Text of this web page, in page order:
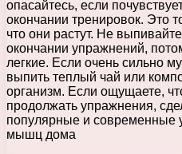
опасайтесь, если
окончании тренировок. Это
что они растут. Не
окончании упражнений,
легкие. Если очень сильно
выпить теплый чай или
организм. Если ощущаете,
продолжать упражнения,
популярные и современные
мышц дома